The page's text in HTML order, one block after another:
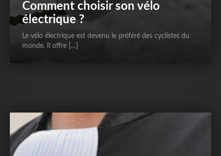
Comment choisir son vélo
électrique ?
Le vélo électrique est devenu le préféré des cyclistes du
monde. Il offre […]